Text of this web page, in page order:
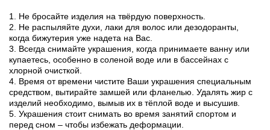
1. Не бросайте изделия на твёрдую поверхность.
2. Не распыляйте духи, лаки для волос или дезодоранты,
когда бижутерия уже надета на Вас.
3. Всегда снимайте украшения, когда принимаете ванну или
купаетесь, особенно в соленой воде или в бассейнах с
хлорной очисткой.
4. Время от времени чистите Ваши украшения специальным
средством, вытирайте замшей или фланелью. Удалять жир с
изделий необходимо, вымыв их в тёплой воде и высушив.
5. Украшения стоит снимать во время занятий спортом и
перед сном – чтобы избежать деформации.